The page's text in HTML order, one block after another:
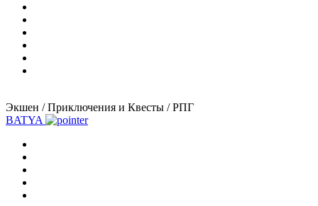
Экшен / Приключения и Квесты / РПГ
BATYA